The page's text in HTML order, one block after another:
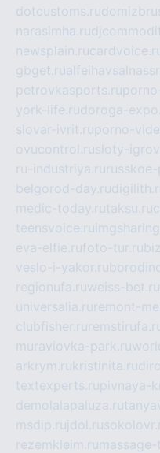
dotcustoms.ru
narasimha.ru
newsplain.ru
gbget.ru
petrovkasports.ru
york-life.rudoroga-
slovar-ivrit.ruporno-
ovucontrol.rusloty-
ru-industriya.ru
belgorod-day.ru
medic-today.rutaksu.ru
teensvoice.ru
eva-elfie.rufoto-tur.ru
veslo-i-yakor.ru
regionufa.ruweiss-bet.ru
universalia.ru remont-
clubfisher.ru
muraviovka-park.ru
arkrym.rukristinita.ru
textexperts.rupivnaya-
demolalapaluza.ru
msdip.ru jdol.ru
rezemkleim.ru